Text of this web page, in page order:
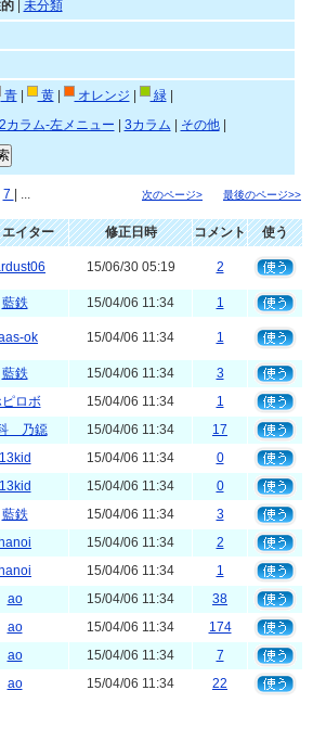
| 未分類
青| 黄| オレンジ 緑|
2カラム-左メニュー 3カラム その他|
7 | ... 次のページ> 最後のページ>>
イター 修正日時 コメント 使う
15/06/30 05:19 2
藍鉄 15/04/06 11:34 1
ok 15/04/06 11:34 1
藍鉄 15/04/06 11:34
3
ロボ 15/04/06 11:34
1
乃鐚 15/04/06 11:34
17
13kid 15/04/06 11:34
0
13kid 15/04/06 11:34
0
藍鉄 15/04/06 11:34
3
hanoi 15/04/06 11:34
2
hanoi 15/04/06 11:34
1
ao 15/04/06 11:34
38
ao 15/04/06 11:34
174
ao 15/04/06 11:34
7
ao 15/04/06 11:34 22